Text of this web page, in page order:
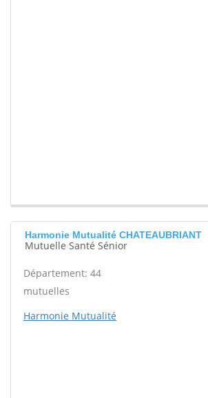
Harmonie Mutualité CHATEAUBRIANT
Mutuelle Santé Sénior
Département: 44
mutuelles
Harmonie Mutualité